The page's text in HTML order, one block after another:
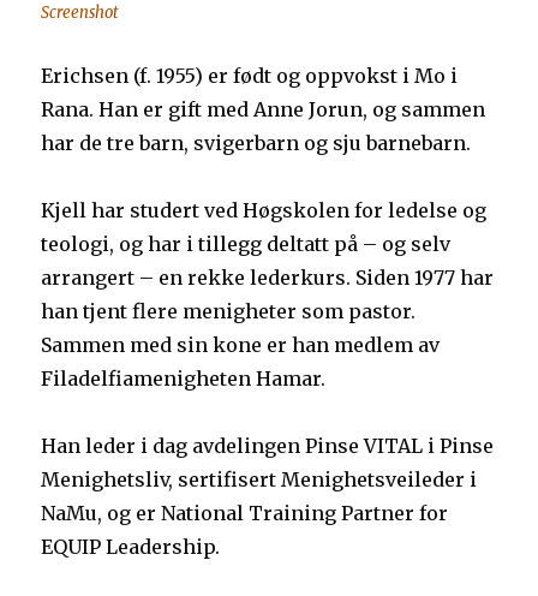
Screenshot
Erichsen (f. 1955) er født og oppvokst i Mo i
Rana. Han er gift med Anne Jorun, og sammen
har de tre barn, svigerbarn og sju barnebarn.
Kjell har studert ved Høgskolen for ledelse og
teologi, og har i tillegg deltatt på – og selv
arrangert – en rekke lederkurs. Siden 1977 har
han tjent flere menigheter som pastor.
Sammen med sin kone er han medlem av
Filadelfiamenigheten Hamar.
Han leder i dag avdelingen Pinse VITAL i Pinse
Menighetsliv, sertifisert Menighetsveileder i
NaMu, og er National Training Partner for
EQUIP Leadership.